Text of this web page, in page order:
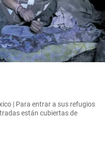
| Para entrar a sus refugios
están cubiertas de